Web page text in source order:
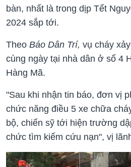
bàn, nhất là trong dịp Tết
2024 sắp tới.
Theo Báo Dân Trí, vụ cháy
cùng ngày tại nhà dân ở số 4
Hàng Mã.
"Sau khi nhận tin báo, đơn vị
chức năng điều 5 xe chữa
bộ, chiến sỹ tới hiện trường
chức tìm kiếm cứu nạn", vị